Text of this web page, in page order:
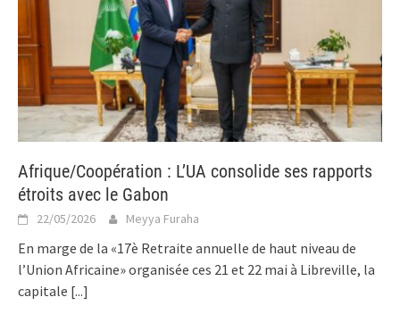
Afrique/Coopération : L’UA consolide ses rapports
étroits avec le Gabon
22/05/2026 Meyya Furaha
En marge de la «17è Retraite annuelle de haut niveau de
l’Union Africaine» organisée ces 21 et 22 mai à Libreville, la
capitale [...]